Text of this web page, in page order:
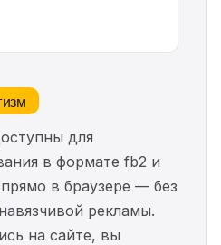
для
в формате fb2 и
в браузере — без
рекламы.
на сайте, вы